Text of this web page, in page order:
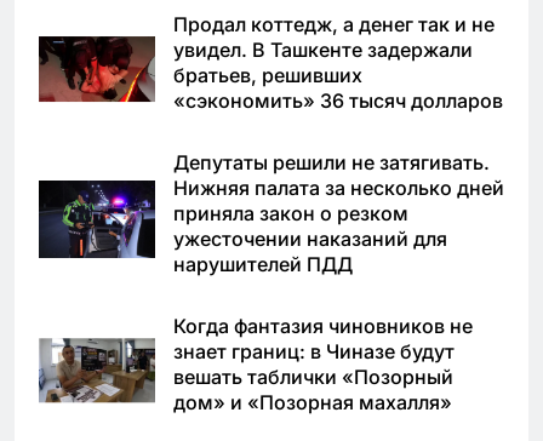
Продал коттедж, а денег так и не
увидел. В Ташкенте задержали
братьев, решивших
«сэкономить» 36 тысяч долларов
Депутаты решили не затягивать.
Нижняя палата за несколько дней
приняла закон о резком
ужесточении наказаний для
нарушителей ПДД
Когда фантазия чиновников не
знает границ: в Чиназе будут
вешать таблички «Позорный
дом» и «Позорная махалля»